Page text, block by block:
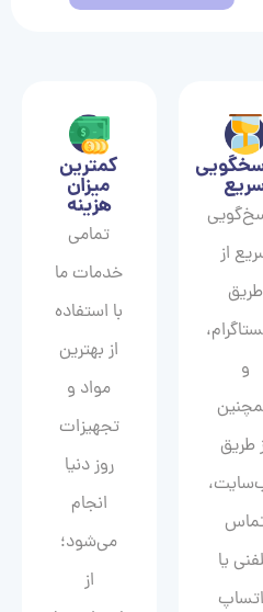
از
طریق
و
طریق
یا
کمترین
میزان
هزینه
تمامی
خدمات ما
با استفاده
از بهترین
مواد و
تجهیزات
روز دنیا
انجام
می‌شود؛
از